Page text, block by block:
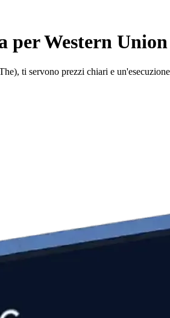
Western
ti servono prezzi chiari e